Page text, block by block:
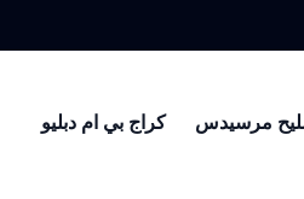
مرسيدس كراج بي ام دبليو